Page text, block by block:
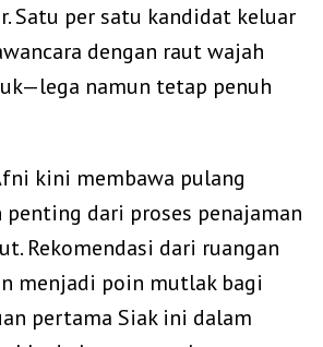
Satu per satu kandidat keluar
dengan raut wajah
namun tetap penuh
kini membawa pulang
dari proses penajaman
Rekomendasi dari ruangan
menjadi poin mutlak bagi
pertama Siak ini dalam